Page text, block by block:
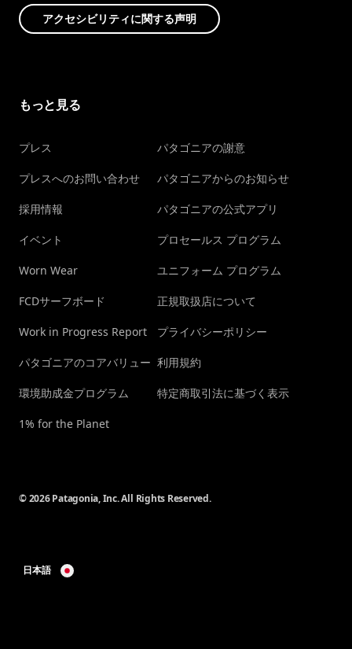
アクセシビリティに関する声明
もっと見る
プレス
プレスへのお問い合わせ
採用情報
イベント
Worn Wear
FCDサーフボード
Work in Progress Report
パタゴニアのコアバリュー
環境助成金プログラム
1% for the Planet
パタゴニアの謝意
パタゴニアからのお知らせ
パタゴニアの公式アプリ
プロセールス プログラム
ユニフォーム プログラム
正規取扱店について
プライバシーポリシー
利用規約
特定商取引法に基づく表示
© 2026 Patagonia, Inc. All Rights Reserved.
日本語